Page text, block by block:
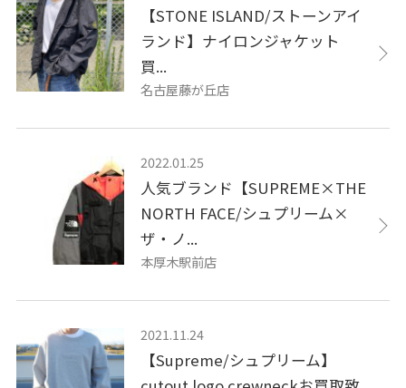
【STONE ISLAND/ストーンアイ
ランド】ナイロンジャケット
買...
名古屋藤が丘店
2022.01.25
人気ブランド【SUPREME×THE
NORTH FACE/シュプリーム×
ザ・ノ...
本厚木駅前店
2021.11.24
【Supreme/シュプリーム】